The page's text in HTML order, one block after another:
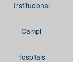
Institucional
Campi
Hospitais